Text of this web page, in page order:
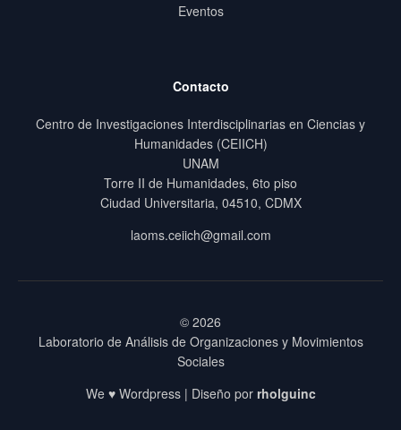
Eventos
Contacto
Centro de Investigaciones Interdisciplinarias en Ciencias y
Humanidades (CEIICH)
UNAM
Torre II de Humanidades, 6to piso
Ciudad Universitaria, 04510, CDMX
laoms.ceiich@gmail.com
© 2026
Laboratorio de Análisis de Organizaciones y Movimientos
Sociales
We ♥ Wordpress | Diseño por rholguinc